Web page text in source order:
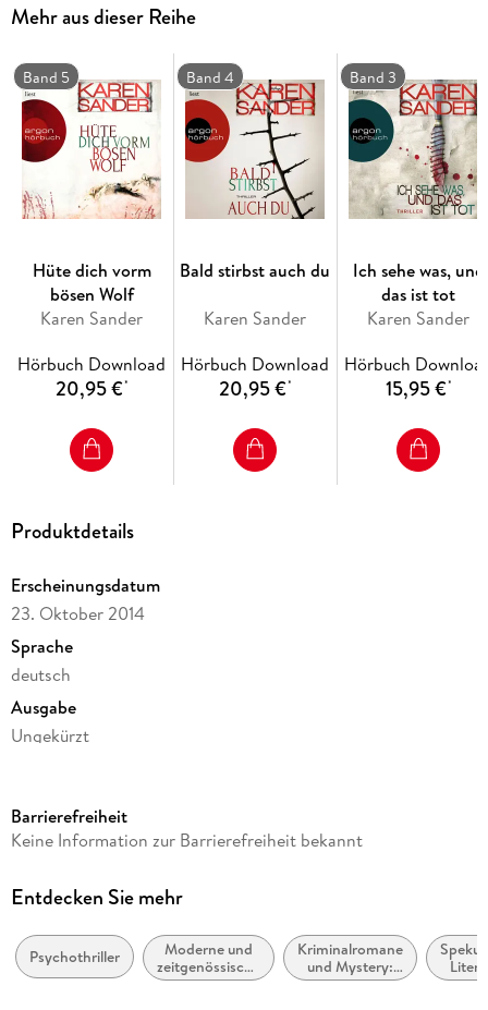
Mehr aus dieser Reihe
Band 5
Hüte dich vorm
bösen Wolf
Karen Sander
Hörbuch Download
20,95 €*
Band 4
Bald stirbst auch du
Karen Sander
Hörbuch Download
20,95 €*
Band 3
Ich sehe was, und
das ist tot
Karen Sander
Hörbuch
15,95 €*
Produktdetails
Erscheinungsdatum
23. Oktober 2014
Sprache
deutsch
Ausgabe
Ungekürzt
Reihe
Autor/Autorin
Sprecher/Sprecherin
Oliver Siebeck
Barrierefreiheit
Keine Information zur Barrierefreiheit bekannt
Entdecken Sie mehr
Psychothriller
Moderne und
zeitgenössische
Belletristik:
Kriminalromane
und Mystery:
Polizeiarbeit &